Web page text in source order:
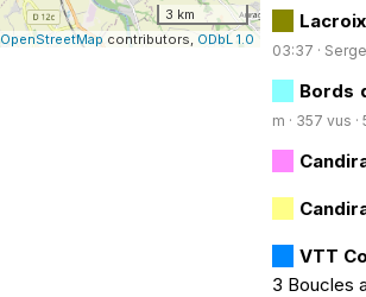
3 km
OpenStreetMap contributors, ODbL 1.0
03:37 ·
Bords
m · 357 vus ·
VTT
3 Boucles